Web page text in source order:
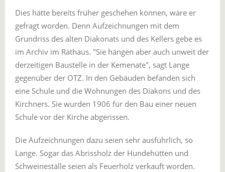
Dies hätte bereits früher geschehen können, wäre er
gefragt worden. Denn Aufzeichnungen mit dem
Grundriss des alten Diakonats und des Kellers gebe es
im Archiv im Rathaus. "Sie hängen aber auch unweit der
derzeitigen Baustelle in der Kemenate", sagt Lange
gegenüber der OTZ. In den Gebäuden befanden sich
eine Schule und die Wohnungen des Diakons und des
Kirchners. Sie wurden 1906 für den Bau einer neuen
Schule vor der Kirche abgerissen.
Die Aufzeichnungen dazu seien sehr ausführlich, so
Lange. Sogar das Abrissholz der Hundehütten und
Schweineställe seien als Feuerholz verkauft worden.